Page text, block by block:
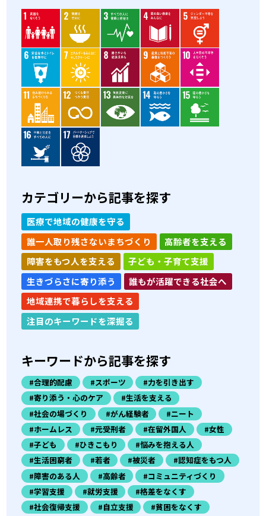
カテゴリーから記事を探す
医療で地域の健康を守る
誰一人取り残さないまちづくり
高齢者を支える
障害をもつ人を支える
子ども・子育て支援
生きづらさに寄り添う
誰もが活躍できる社会へ
地域連携で暮らしを支える
注目のキーワードを深掘る
キーワードから記事を探す
#合理的配慮 #スポーツ
#力を引き出す
#寄り添う・心のケア
#生活を支える
#社会の場づくり
#がん経験者
#ニート
#ホームレス
#元受刑者 #在留外国人
#女性
#子ども
#ひきこもり
#悩みを抱える人
#生活困窮者
#若者 #被災者
#認知症をもつ人
#障害のある人
#高齢者
#コミュニティづくり
#学習支援
#就労支援
#格差をなくす
#社会復帰支援
#自立支援
#貧困をなくす